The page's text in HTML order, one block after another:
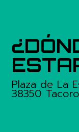
Plaza de La
38350